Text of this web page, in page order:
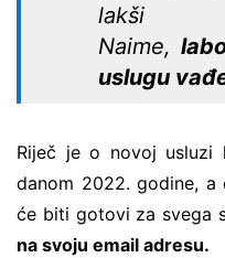
lakši i
Naime,
uslugu
Riječ je o novoj usluzi
danom 2022. godine,
će biti gotovi za svega
na svoju email adresu.